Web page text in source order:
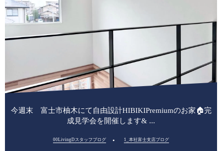
今週末 富士市柚木にて自由設計HIBIKIPremiumのお家🏠完
成見学会を開催します& ...
00LivingDスタッフブログ 1_本社富士支店ブログ